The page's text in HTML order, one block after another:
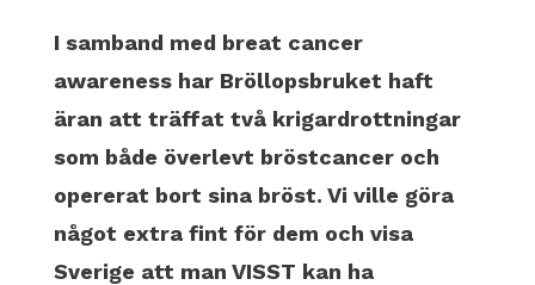
I samband med breat cancer
awareness har Bröllopsbruket haft
äran att träffat två krigardrottningar
som både överlevt bröstcancer och
opererat bort sina bröst. Vi ville göra
något extra fint för dem och visa
Sverige att man VISST kan ha